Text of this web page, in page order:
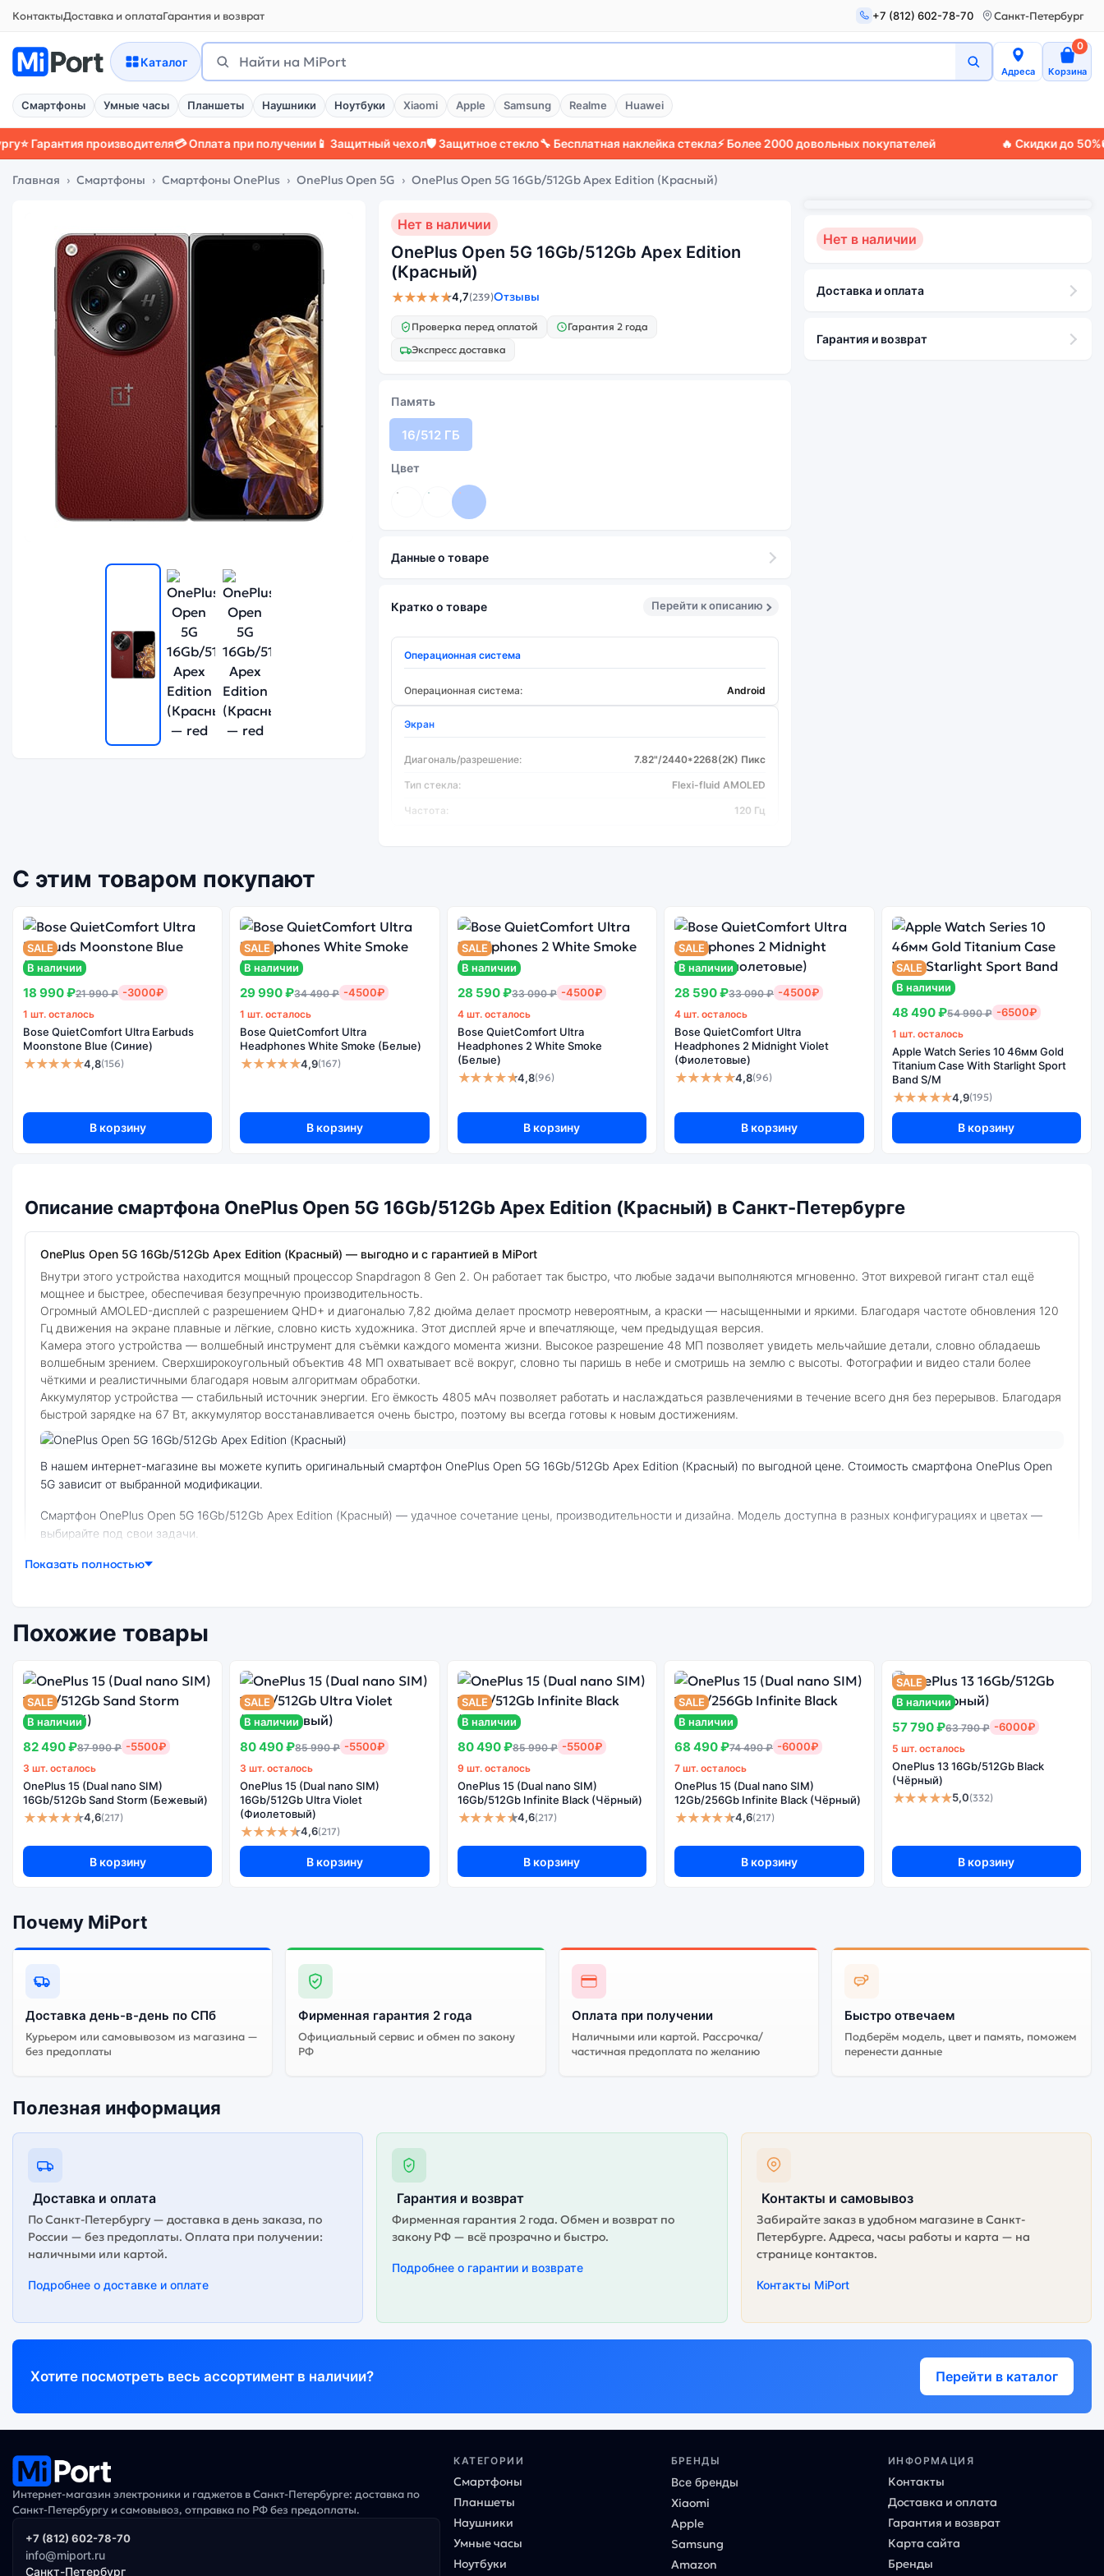
КонтактыДоставка и оплатаГарантия и возврат +7 (812) 602-78-70 Санкт-Петербург
Каталог
Поиск
Найти
Адреса Корзина
0
Смартфоны Умные часы Планшеты Наушники Ноутбуки Xiaomi Apple Samsung Realme Huawei
производителя💳 Оплата при получении📱 Защитный чехол🛡️ Защитное стекло🔧 Бесплатная наклейка стекла⚡ Более 2000 довольных покупателей 🔥 Скидки до 50%🚚
Главная Смартфоны Смартфоны OnePlus OnePlus Open 5G OnePlus Open 5G 16Gb/512Gb Apex Edition (Красный)
Нет в наличии
OnePlus Open 5G 16Gb/512Gb Apex Edition
(Красный)
★★★★★4,7(239)Отзывы
Проверка перед оплатой
Гарантия 2 года
Экспресс доставка
Память
16/512 ГБ
Цвет
Данные о товаре
Кратко о товаре Перейти к описанию
Операционная система
Операционная система: Android
Экран
Диагональ/разрешение: 7.82"/2440*2268(2K) Пикс
Тип стекла: Flexi-fluid AMOLED
Частота: 120 Гц
Частота: 120 Гц
Процессор
Процессор: Qualcomm® Snapdragon™ 8 Gen 2
Количество ядер:
Нет в наличии
Доставка и оплата
Гарантия и возврат
С этим товаром покупают
SALE
В наличии
18 990 ₽21 990 ₽ -3000₽
1 шт. осталось
Bose QuietComfort Ultra Earbuds
Moonstone Blue (Синие)
★★★★★4,8(156)
В корзину
SALE
В наличии
29 990 ₽34 490 ₽ -4500₽
1 шт. осталось
Bose QuietComfort Ultra
Headphones White Smoke (Белые)
★★★★★4,9(167)
В корзину
SALE
В наличии
28 590 ₽33 090 ₽ -4500₽
4 шт. осталось
Bose QuietComfort Ultra
Headphones 2 White Smoke
(Белые)
★★★★★4,8(96)
В корзину
SALE
В наличии
28 590 ₽33 090 ₽ -4500₽
4 шт. осталось
Bose QuietComfort Ultra
Headphones 2 Midnight Violet
(Фиолетовые)
★★★★★4,8(96)
В корзину
SALE
В наличии
48 490 ₽54 990 ₽ -6500₽
1 шт. осталось
Apple Watch Series 10 46мм Gold
Titanium Case With Starlight Sport
Band S/M
★★★★★4,9(195)
В корзину
Описание смартфона OnePlus Open 5G 16Gb/512Gb Apex Edition (Красный) в Санкт-Петербурге
OnePlus Open 5G 16Gb/512Gb Apex Edition (Красный) — выгодно и с гарантией в MiPort
Внутри этого устройства находится мощный процессор Snapdragon 8 Gen 2. Он работает так быстро, что любые задачи выполняются мгновенно. Этот вихревой гигант стал ещё
мощнее и быстрее, обеспечивая безупречную производительность.
Огромный AMOLED-дисплей с разрешением QHD+ и диагональю 7,82 дюйма делает просмотр невероятным, а краски — насыщенными и яркими. Благодаря частоте обновления 120
Гц движения на экране плавные и лёгкие, словно кисть художника. Этот дисплей ярче и впечатляюще, чем предыдущая версия.
Камера этого устройства — волшебный инструмент для съёмки каждого момента жизни. Высокое разрешение 48 МП позволяет увидеть мельчайшие детали, словно обладаешь
волшебным зрением. Сверхширокоугольный объектив 48 МП охватывает всё вокруг, словно ты паришь в небе и смотришь на землю с высоты. Фотографии и видео стали более
чёткими и реалистичными благодаря новым алгоритмам обработки.
Аккумулятор устройства — стабильный источник энергии. Его ёмкость 4805 мАч позволяет работать и наслаждаться развлечениями в течение всего дня без перерывов. Благодаря
быстрой зарядке на 67 Вт, аккумулятор восстанавливается очень быстро, поэтому вы всегда готовы к новым достижениям.
В нашем интернет-магазине вы можете купить оригинальный смартфон OnePlus Open 5G 16Gb/512Gb Apex Edition (Красный) по выгодной цене. Стоимость смартфона OnePlus Open
5G зависит от выбранной модификации.
смартфон OnePlus Open 5G 16Gb/512Gb Apex Edition (Красный) — удачное сочетание цены, производительности и дизайна. Модель доступна в разных конфигурациях и цветах —
выбирайте под свои задачи.
Почему стоит купить смартфон OnePlus Open 5G 16Gb/512Gb Apex Edition (Красный):
Энергоемкий
аккумулятор
Процессор
Качественный
экран
Системная
оболочка
цветов и моделей
Высокое качество
сборки
Стоимость
смартфона
16Gb/512Gb Apex
Edition (Красный)
Существует китайская и глобальная версия смартфона OnePlus Open 5G 16Gb/512Gb Apex Edition (Красный). Мы рекомендуем выбирать глобальной версию — она полностью
адаптирована и поддерживает все сервисы. Китайская версия может стоить дешевле, но корректная работа сервисов не гарантируется.
Показать полностью
Похожие товары
SALE
В наличии
82 490 ₽87 990 ₽ -5500₽
3 шт. осталось
OnePlus 15 (Dual nano SIM)
16Gb/512Gb Sand Storm (Бежевый)
★★★★★4,6(217)
В корзину
SALE
В наличии
80 490 ₽85 990 ₽ -5500₽
3 шт. осталось
OnePlus 15 (Dual nano SIM)
16Gb/512Gb Ultra Violet
(Фиолетовый)
★★★★★4,6(217)
В корзину
SALE
В наличии
80 490 ₽85 990 ₽ -5500₽
9 шт. осталось
OnePlus 15 (Dual nano SIM)
16Gb/512Gb Infinite Black (Чёрный)
★★★★★4,6(217)
В корзину
SALE
В наличии
68 490 ₽74 490 ₽ -6000₽
7 шт. осталось
OnePlus 15 (Dual nano SIM)
12Gb/256Gb Infinite Black (Чёрный)
★★★★★4,6(217)
В корзину
SALE
В наличии
57 790 ₽63 790 ₽ -6000₽
5 шт. осталось
OnePlus 13 16Gb/512Gb Black
(Чёрный)
★★★★★5,0(332)
В корзину
Почему MiPort
Доставка день-в-день по СПб
Курьером или самовывозом из магазина —
без предоплаты
Фирменная гарантия 2 года
Официальный сервис и обмен по закону
РФ
Оплата при получении
Наличными или картой. Рассрочка/
частичная предоплата по желанию
Быстро отвечаем
Подберём модель, цвет и память, поможем
перенести данные
Полезная информация
Доставка и оплата
По Санкт-Петербургу — доставка в день заказа, по
России — без предоплаты. Оплата при получении:
наличными или картой.
Подробнее о доставке и оплате
Гарантия и возврат
Фирменная гарантия 2 года. Обмен и возврат по
закону РФ — всё прозрачно и быстро.
Подробнее о гарантии и возврате
Контакты и самовывоз
Забирайте заказ в удобном магазине в Санкт-
Петербурге. Адреса, часы работы и карта — на
странице контактов.
Контакты MiPort
Хотите посмотреть весь ассортимент в наличии? Перейти в каталог
Интернет-магазин электроники и гаджетов в Санкт-Петербурге: доставка по
Санкт-Петербургу и самовывоз, отправка по РФ без предоплаты.
+7 (812) 602-78-70
info@miport.ru
Санкт-Петербург
КАТЕГОРИИ
Смартфоны
Планшеты
Наушники
Умные часы
Ноутбуки
БРЕНДЫ
Все бренды
Xiaomi
Apple
Samsung
Amazon
ИНФОРМАЦИЯ
Контакты
Доставка и оплата
Гарантия и возврат
Карта сайта
Бренды